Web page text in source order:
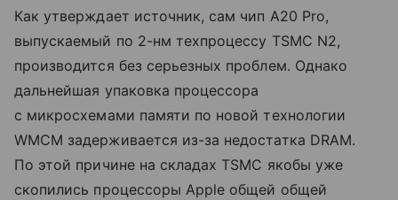
Как утверждает источник, сам чип A20 Pro,
выпускаемый по 2-нм техпроцессу TSMC N2,
производится без серьезных проблем. Однако
дальнейшая упаковка процессора
с микросхемами памяти по новой технологии
WMCM задерживается из-за недостатка DRAM.
По этой причине на складах TSMC якобы уже
скопились процессоры Apple общей общей